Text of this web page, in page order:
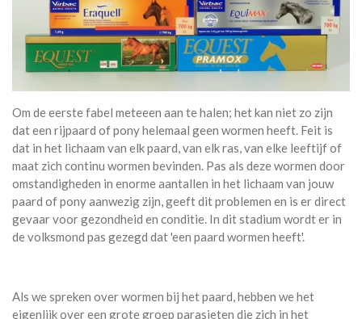
Om de eerste fabel meteeen aan te halen; het kan niet zo zijn
dat een rijpaard of pony helemaal geen wormen heeft. Feit is
dat in het lichaam van elk paard, van elk ras, van elke leeftijf of
maat zich continu wormen bevinden. Pas als deze wormen door
omstandigheden in enorme aantallen in het lichaam van jouw
paard of pony aanwezig zijn, geeft dit problemen en is er direct
gevaar voor gezondheid en conditie. In dit stadium wordt er in
de volksmond pas gezegd dat 'een paard wormen heeft'.
Als we spreken over wormen bij het paard, hebben we het
eigenlijk over een grote groep parasieten die zich in het